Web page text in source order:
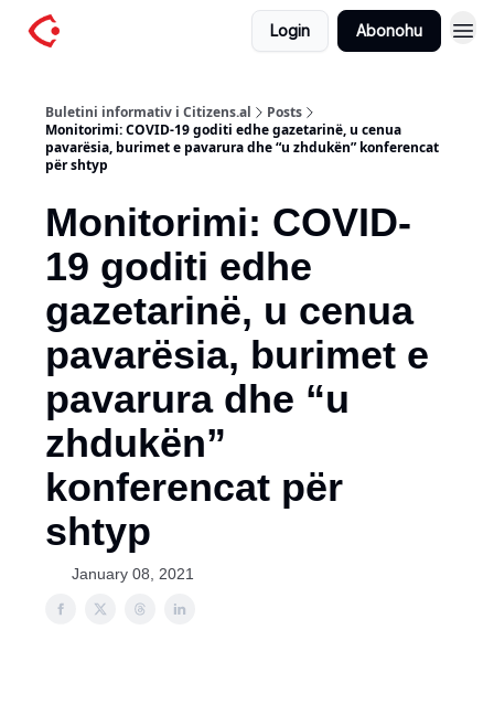
Login Abonohu
Buletini informativ i Citizens.al
Posts
Monitorimi: COVID-19 goditi edhe gazetarinë, u cenua
pavarësia, burimet e pavarura dhe “u zhdukën” konferencat
për shtyp
Monitorimi: COVID-
19 goditi edhe
gazetarinë, u cenua
pavarësia, burimet e
pavarura dhe “u
zhdukën”
konferencat për
shtyp
January 08, 2021